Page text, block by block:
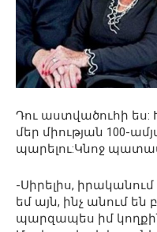
Դու աստվածուհի ես:
մեր միության 100-
պարելու:Կնոջ
-Սիրելիս,
եմ այն, ինչ անում են
պարզապես իմ